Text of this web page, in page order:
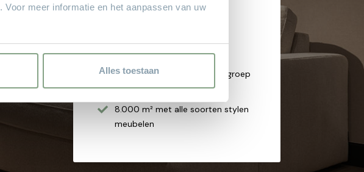
meer informatie en het aanpassen van uw
Alles toestaan
Gratis parkeren
Grote keus voor iedere doelgroep
Sinds 1968
8.000 m² met alle soorten stylen
meubelen